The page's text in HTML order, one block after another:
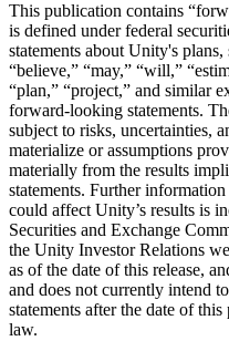
This publication contains
is defined under federal
statements about Unity's
“believe,” “may,” “will,”
“plan,” “project,” and similar
forward-looking statements.
subject to risks, uncertainties,
materialize or assumptions
materially from the results
statements. Further
could affect Unity’s results is
Securities and Exchange
the Unity Investor Relations
as of the date of this release,
and does not currently intend
statements after the date of
law.